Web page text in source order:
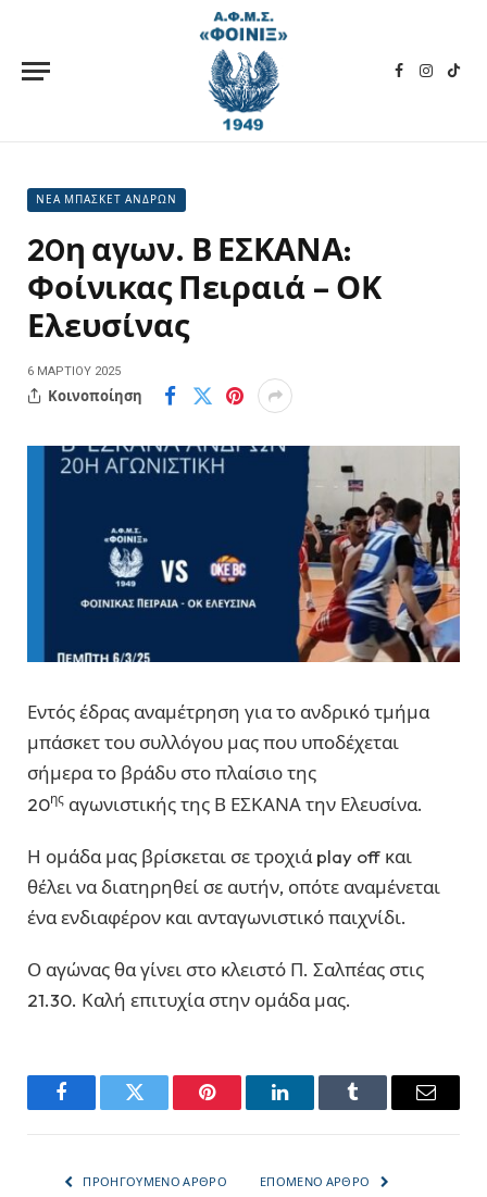
Facebook
ΝΕΑ ΜΠΑΣΚΕΤ ΑΝΔΡΩΝ
20η αγων. Β ΕΣΚΑΝΑ:
Φοίνικας Πειραιά – ΟΚ
Ελευσίνας
6 ΜΑΡΤΊΟΥ 2025
Κοινοποίηση
Εντός έδρας αναμέτρηση για το ανδρικό τμήμα
μπάσκετ του συλλόγου μας που υποδέχεται
σήμερα το βράδυ στο πλαίσιο της
20ης αγωνιστικής της Β ΕΣΚΑΝΑ την Ελευσίνα.
Η ομάδα μας βρίσκεται σε τροχιά play off και
θέλει να διατηρηθεί σε αυτήν, οπότε αναμένεται
ένα ενδιαφέρον και ανταγωνιστικό παιχνίδι.
Ο αγώνας θα γίνει στο κλειστό Π. Σαλπέας στις
21.30. Καλή επιτυχία στην ομάδα μας.
FacebookTwitter Pinterest LinkedInTumblr Email
ΠΡΟΗΓΟΎΜΕΝΟ ΆΡΘΡΟ ΕΠΌΜΕΝΟ ΆΡΘΡΟ